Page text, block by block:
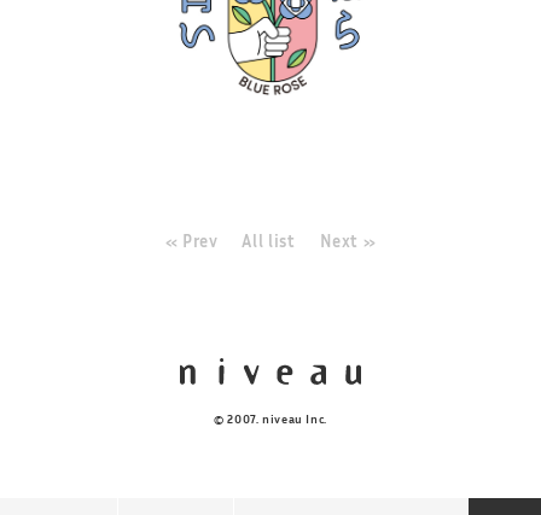
« Prev All list Next »
© 2007. niveau Inc.